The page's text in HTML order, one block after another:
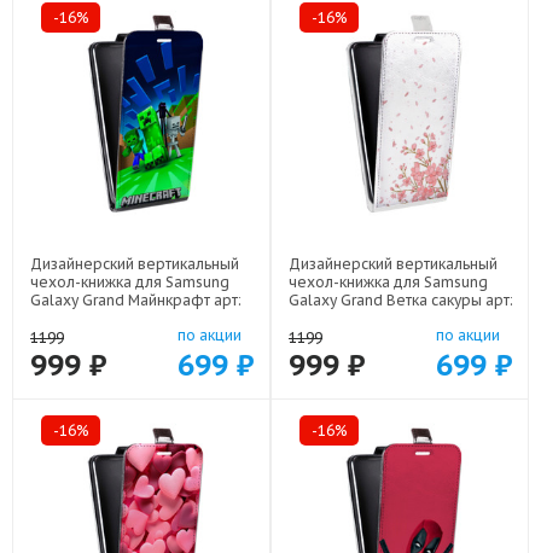
-16%
Дизайнерский вертикальный
чехол-книжка для Samsung
Galaxy Grand Майнкрафт арт:
1199
999 ₽
по акции
699 ₽
-16%
Дизайнерский вертикальный
чехол-книжка для Samsung
Galaxy Grand Ветка сакуры арт:
1199
999 ₽
по акции
699 ₽
-16% -16%